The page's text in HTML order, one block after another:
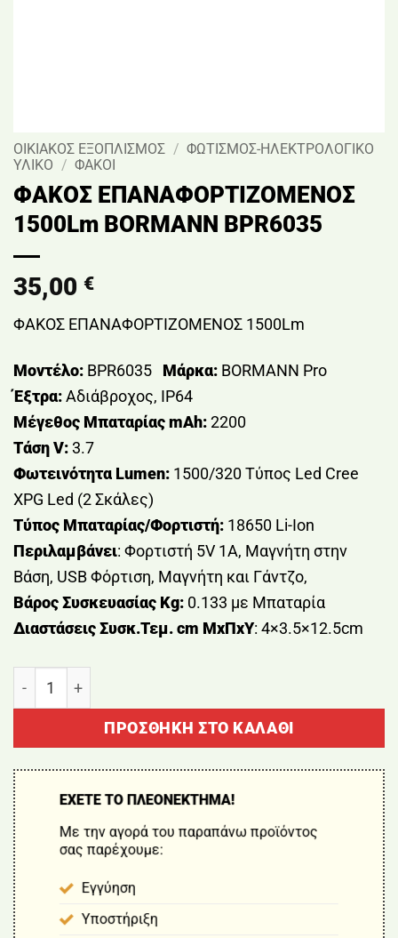
ΟΙΚΙΑΚΟΣ ΕΞΟΠΛΙΣΜΟΣ / ΦΩΤΙΣΜΟΣ-ΗΛΕΚΤΡΟΛΟΓΙΚΟ
ΥΛΙΚΟ / ΦΑΚΟΙ
ΦΑΚΟΣ ΕΠΑΝΑΦΟΡΤΙΖΟΜΕΝΟΣ
1500Lm BORMANN BPR6035
35,00 €
ΦΑΚΟΣ ΕΠΑΝΑΦΟΡΤΙΖΟΜΕΝΟΣ 1500Lm
Μοντέλο: BPR6035 Μάρκα: BORMANN Pro
Έξτρα:Αδιάβροχος, ΙP64
Μέγεθος Μπαταρίας mAh:2200
Τάση V:3.7
Φωτεινότητα Lumen: 1500/320 Τύπος Led Cree
XPG Led (2 Σκάλες)
Τύπος Μπαταρίας/Φορτιστή: 18650 Li-Ion
Περιλαμβάνει: Φορτιστή 5V 1A, Μαγνήτη στην
Βάση, USB Φόρτιση, Μαγνήτη και Γάντζο,
Βάρος Συσκευασίας Kg: 0.133 με Μπαταρία
Διαστάσεις Συσκ.Τεμ. cm ΜxΠxΥ: 4×3.5×12.5cm
ΠΡΟΣΘΉΚΗ ΣΤΟ ΚΑΛΆΘΙ
ΕΧΕΤΕ ΤΟ ΠΛΕΟΝΕΚΤΗΜΑ!
Με την αγορά του παραπάνω προϊόντος
σας παρέχουμε:
Εγγύηση
Υποστήριξη